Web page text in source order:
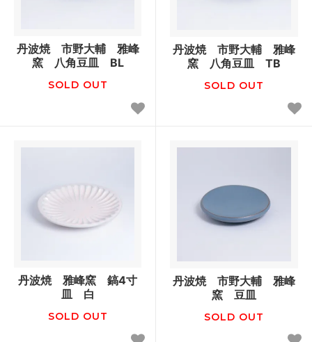
丹波焼 市野大輔 雅峰
窯 八角豆皿 BL
SOLD OUT
丹波焼 市野大輔 雅峰
窯 八角豆皿 TB
SOLD OUT
丹波焼 雅峰窯 鎬4寸
皿 白
SOLD OUT
丹波焼 市野大輔 雅峰
窯 豆皿
SOLD OUT